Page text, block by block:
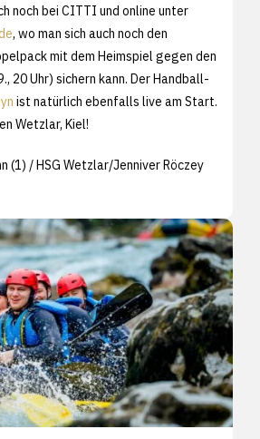
noch bei CITTI und online unter
, wo man sich auch noch den
mit dem Heimspiel gegen den
20 Uhr) sichern kann. Der Handball-
ist natürlich ebenfalls live am Start.
Wetzlar, Kiel!
(1) / HSG Wetzlar/Jenniver Röczey